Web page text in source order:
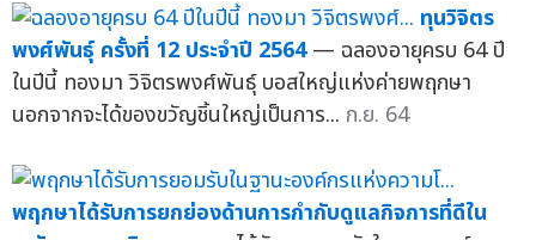
ทุนวิจิตร
พงศ์พันธุ์ ครั้งที่ 12 ประจำปี 2564 — ฉลองอายุครบ 64 ปี
ในปีนี้ ทองมา วิจิตรพงศ์พันธุ์ บอสใหญ่แห่งค่ายพฤกษา
นอกจากจะได้ของขวัญชิ้นใหญ่เป็นการ... ก.ย. 64
พฤกษาได้รับการยกย่องด้านการกำกับดูแลกิจการที่ดีใน